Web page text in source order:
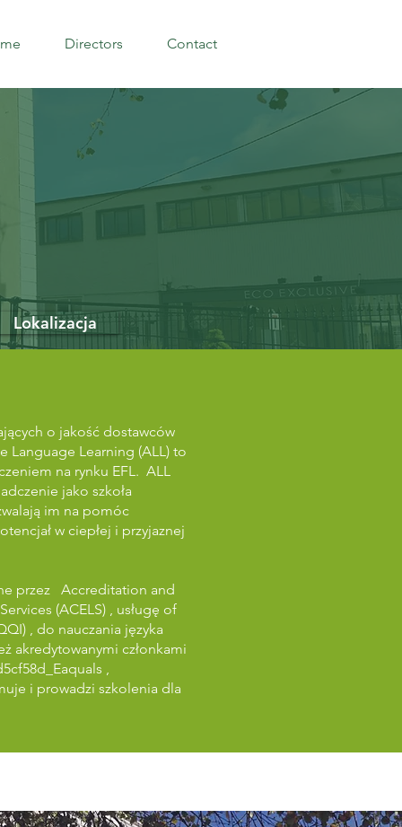
Directors Contact
Lokalizacja
o jakość dostawców
Language Learning (ALL) to
na rynku EFL. ALL
jako szkoła
im na pomóc
w ciepłej i przyjaznej
przez Accreditation and
(ACELS), usługę of
, do nauczania języka
akredytowanymi członkami
,
i prowadzi szkolenia dla